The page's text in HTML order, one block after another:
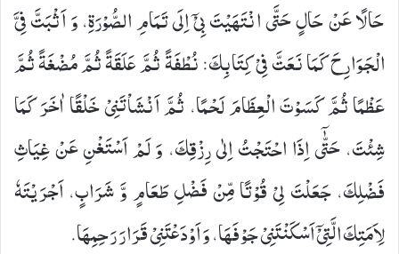
حَالًا عَنْ حَالٍ حَتَّى انْتَهَیْتَ بِیْۤ اِلَى تَمَامِ الصُّوْرَةِ، وَ اَثْبَتَّ فِیَّ
الْجَوَارِحَ كَمَا نَعَتَّ فِیْ كِتَابِكَ: نُطْفَةً ثُمَّ عَلَقَةً ثُمَّ مُضْغَةً ثُمَّ
عَظْمًا ثُمَّ كَسَوْتَ الْعِظَامَ لَحْمًا، ثُمَّ اَنْشَاْتَنِیْ خَلْقًا اٰخَرَ كَمَا
شِئْتَ، حَتّٰۤى اِذَا احْتَجْتُ اِلٰى رِزْقِكَ، وَ لَمْ اَسْتَغْنِ عَنْ غِیَاثِ
فَضْلِكَ، جَعَلْتَ لِیْ قُوْتًا مِّنْ فَضْلِ طَعَامٍ وَّ شَرَابٍ، اَجْرَیْتَهٗ
لِاَمَتِكَ الَّتِیْۤ اَسْكَنْتَنِیْ جَوْفَهَا، وَ اَوْدَعْتَنِیْ قَرَارَ رَحِمِهَا.